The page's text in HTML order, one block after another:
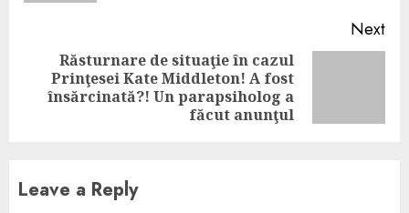
Next
Next
post:
Răsturnare de situaţie în cazul
Prinţesei Kate Middleton! A fost
însărcinată?! Un parapsiholog a
făcut anunţul
Leave a Reply